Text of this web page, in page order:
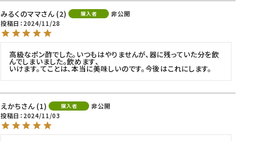
みるくのママ
2 購入者
非公開
投稿日
2024/11/28
高級なポン酢でした。いつもはやりませんが、器に残っていた分を飲
んでしまいました。飲めます、
いけます。てことは、本当に美味しいのです。今後はこれにします。
えかち 1 購入者
非公開
投稿日
2024/11/03